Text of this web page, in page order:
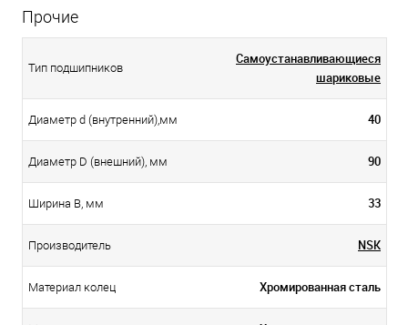
Прочие
Тип подшипников
Самоустанавливающиеся
шариковые
Диаметр d (внутренний),мм 40
Диаметр D (внешний), мм 90
Ширина B, мм 33
Производитель NSK
Материал колец Хромированная сталь